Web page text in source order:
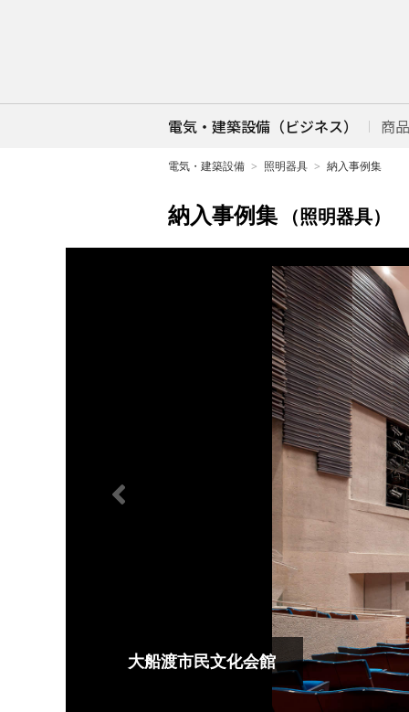
電気・建築設備（ビジネス） 商
電気・建築設備 照明器具 納入事例集
納入事例集 （照明器具）
大船渡市民文化会館